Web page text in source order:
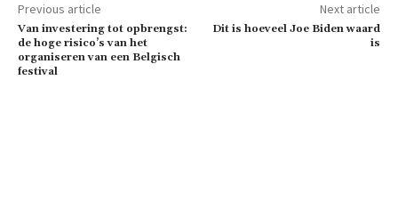
Previous article
Van investering tot opbrengst:
de hoge risico’s van het
organiseren van een Belgisch
festival
Next article
Dit is hoeveel Joe Biden waard
is